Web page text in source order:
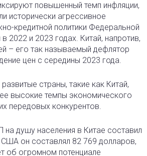
повышенный темп инфляции,
исторически агрессивное
кредитной политики Федеральной
2022 и 2023 годах. Китай, напротив,
– его так называемый дефлятор
цен с середины 2023 года.
страны, такие как Китай,
высокие темпы экономического
передовых конкурентов.
на душу населения в Китае составил
он составлял 82 769 долларов,
об огромном потенциале